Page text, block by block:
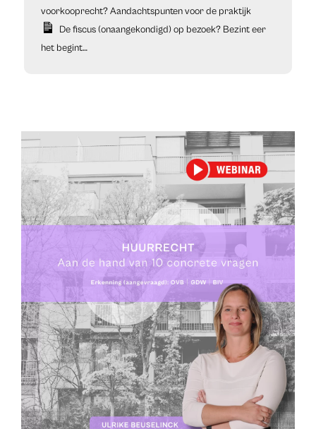
voorkooprecht? Aandachtspunten voor de praktijk
De fiscus (onaangekondigd) op bezoek? Bezint eer
het begint…